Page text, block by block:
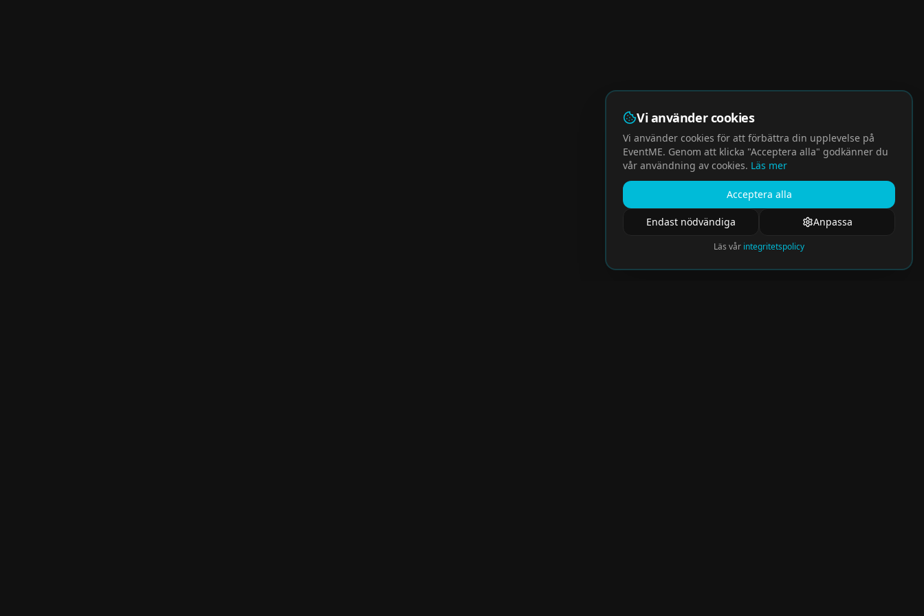
Vi använder cookies
Vi använder cookies för att förbättra din upplevelse på
EventME. Genom att klicka "Acceptera alla" godkänner du
vår användning av cookies. Läs mer
Acceptera alla
Endast nödvändiga Anpassa
Läs vår integritetspolicy